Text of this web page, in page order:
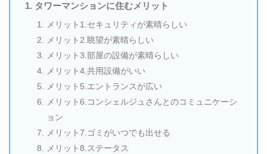
タワーマンションに住むメリット
メリット1.セキュリティが素晴らしい
メリット2.眺望が素晴らしい
メリット3.部屋の設備が素晴らしい
メリット4.共用設備がいい
メリット5.エントランスが広い
メリット6.コンシェルジュさんとのコミュニケーシ
ョン
メリット7.ゴミがいつでも出せる
メリット8.ステータス